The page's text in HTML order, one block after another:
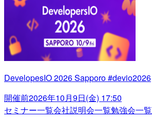
DevelopesIO 2026 Sapporo #devio2026
開催前2026年10月9日(金) 17:50
セミナー一覧会社説明会一覧勉強会一覧